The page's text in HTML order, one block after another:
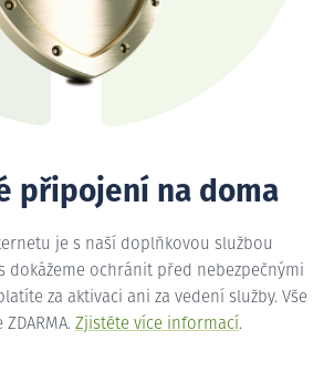
připojení na doma
je s naší doplňkovou službou
dokážeme ochránit před nebezpečnými
za aktivaci ani za vedení služby. Vše
Zjistěte více informací.